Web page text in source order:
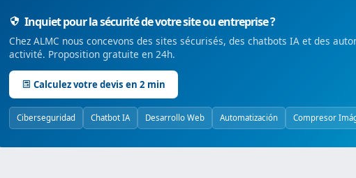
Inquiet pour la sécurité de votre site ou entreprise ?
Chez ALMC nous concevons des sites sécurisés, des chatbots IA et des
activité. Proposition gratuite en 24h.
Calculez votre devis en 2 min
Ciberseguridad Chatbot IA Desarrollo Web Automatización Compresor